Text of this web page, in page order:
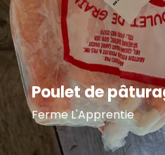
Poulet de
Ferme L'Apprentie